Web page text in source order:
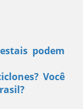
podem
Você